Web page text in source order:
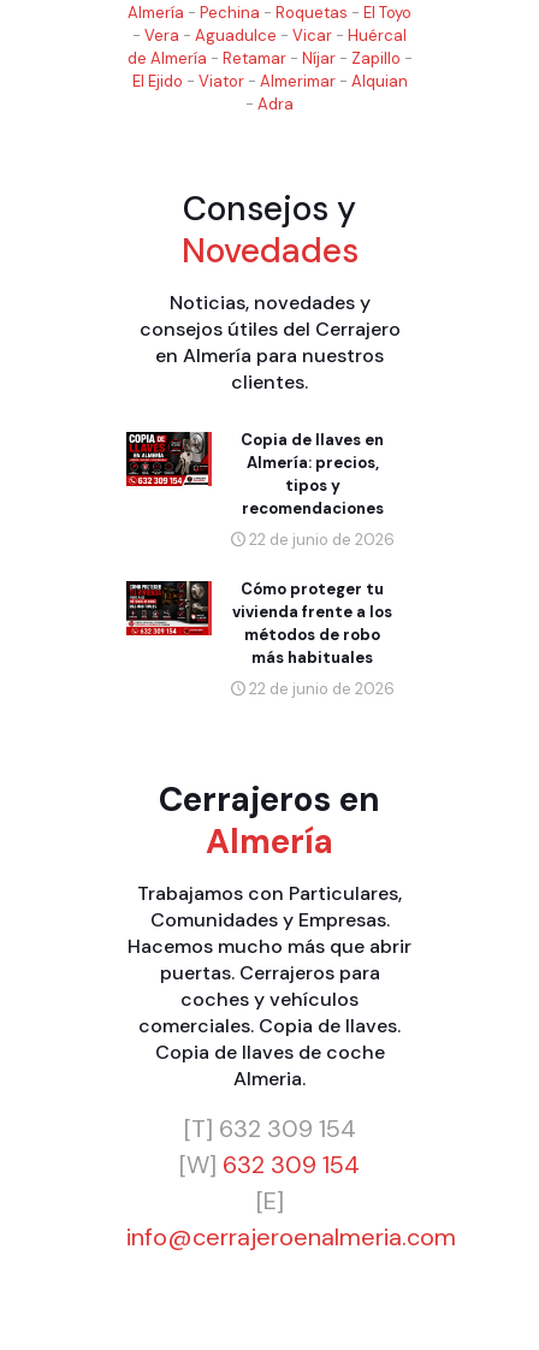
Almería - Pechina - Roquetas - El Toyo
- Vera - Aguadulce - Vicar - Huércal
de Almería - Retamar- Níjar- Zapillo -
El Ejido - Viator- Almerimar- Alquian
- Adra
Consejos y
Novedades
Noticias, novedades y
consejos útiles del Cerrajero
en Almería para nuestros
clientes.
Copia de llaves en
Almería: precios,
tipos y
recomendaciones
22 de junio de 2026
Cómo proteger tu
vivienda frente a los
métodos de robo
más habituales
22 de junio de 2026
Cerrajeros en
Almería
Trabajamos con Particulares,
Comunidadesy Empresas.
Hacemos mucho más que abrir
puertas. Cerrajeros para
coches y vehículos
comerciales. Copia de llaves.
Copia de llaves de coche
Almeria.
[T] 632 309 154
[W] 632 309 154
[E]
info@cerrajeroenalmeria.com